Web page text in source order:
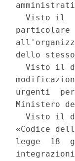
Visto il
dello
Visto il
urgenti
Ministero
Visto il
«Codice
legge  18